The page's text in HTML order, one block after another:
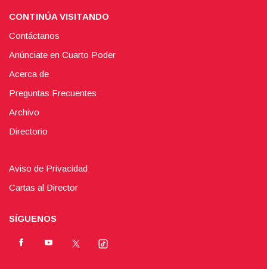
CONTINÚA VISITANDO
Contáctanos
Anúnciate en Cuarto Poder
Acerca de
Preguntas Frecuentes
Archivo
Directorio
Aviso de Privacidad
Cartas al Director
SÍGUENOS